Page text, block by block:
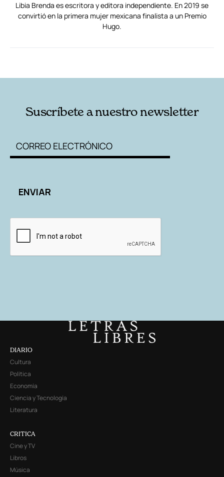
Libia Brenda es escritora y editora independiente. En 2019 se
convirtió en la primera mujer mexicana finalista a un Premio
Hugo.
Suscríbete a nuestro newsletter
DIARIO
Cultura
Política
Economía
Ciencia y Tecnología
Literatura
CRITICA
Cine y TV
Libros
Música